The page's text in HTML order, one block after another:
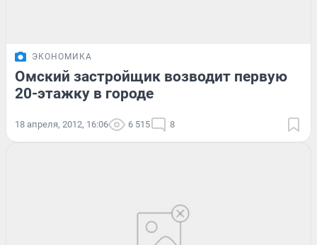
ЭКОНОМИКА
Омский застройщик возводит первую
20-этажку в городе
18 апреля, 2012, 16:06 6 515 8